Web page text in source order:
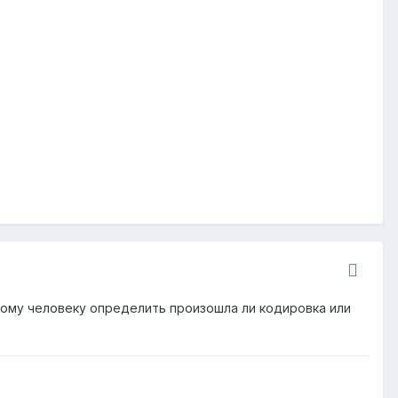
человеку определить произошла ли кодировка или